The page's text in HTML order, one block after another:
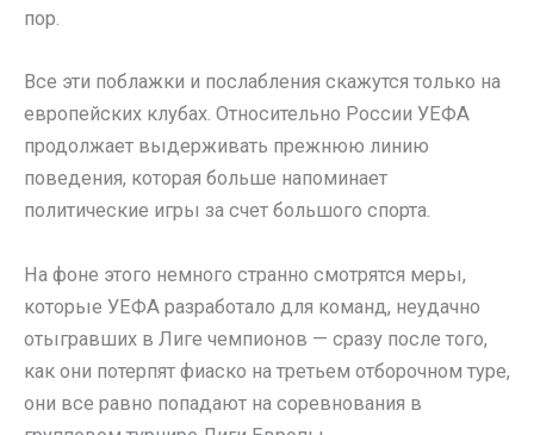
пор.
Все эти поблажки и послабления скажутся только на
европейских клубах. Относительно России УЕФА
продолжает выдерживать прежнюю линию
поведения, которая больше напоминает
политические игры за счет большого спорта.
На фоне этого немного странно смотрятся меры,
которые УЕФА разработало для команд, неудачно
отыгравших в Лиге чемпионов — сразу после того,
как они потерпят фиаско на третьем отборочном туре,
они все равно попадают на соревнования в